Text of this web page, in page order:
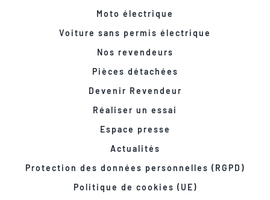
Moto électrique
Voiture sans permis électrique
Nos revendeurs
Pièces détachées
Devenir Revendeur
Réaliser un essai
Espace presse
Actualités
Protection des données personnelles (RGPD)
Politique de cookies (UE)